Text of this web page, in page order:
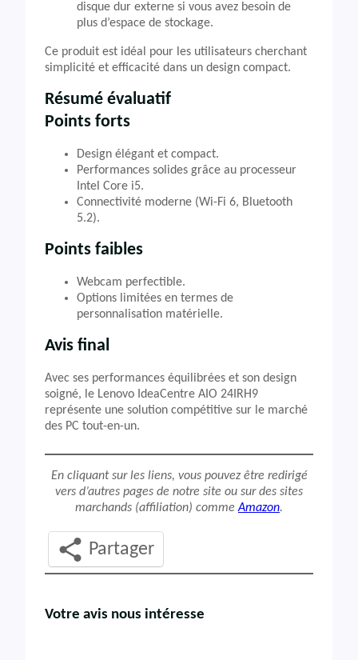
disque dur externe si vous avez besoin de
plus d’espace de stockage.
Ce produit est idéal pour les utilisateurs cherchant
simplicité et efficacité dans un design compact.
Résumé évaluatif
Points forts
Design élégant et compact.
Performances solides grâce au processeur
Intel Core i5.
Connectivité moderne (Wi-Fi 6, Bluetooth
5.2).
Points faibles
Webcam perfectible.
Options limitées en termes de
personnalisation matérielle.
Avis final
Avec ses performances équilibrées et son design
soigné, le Lenovo IdeaCentre AIO 24IRH9
représente une solution compétitive sur le marché
des PC tout-en-un.
En cliquant sur les liens, vous pouvez être redirigé
vers d’autres pages de notre site ou sur des sites
marchands (affiliation) commeAmazon.
Partager
Votre avis nous intéresse